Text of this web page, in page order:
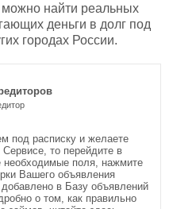
можно найти реальных
деньги в долг под
городах России.
под расписку и желаете
то перейдите в
необходимые поля, нажмите
Вашего объявления
в Базу объявлений
о том, как правильно